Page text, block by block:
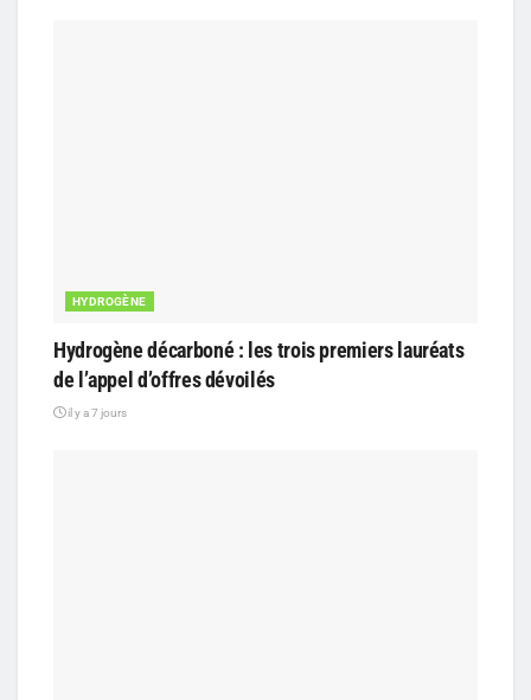
HYDROGÈNE
Hydrogène décarboné : les trois premiers lauréats
de l’appel d’offres dévoilés
il y a 7 jours